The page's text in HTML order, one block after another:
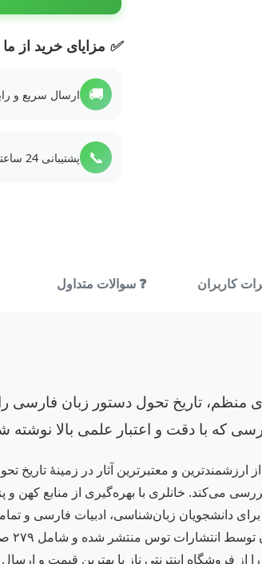
✅ مزایای خرید از ما
🚚 ارسال سریع و
📞 پشتیبانی 24 ساعته
کاربران ❓ سوالات متداول
تاریخ تحول دستور زبان فارسی
که با دقت و اعتبار علمی بالا
ارزشمندترین و معتبرترین آثار در زمینهٔ
می‌کند. خانلری با بهره‌گیری از منابع کهن
دانشجویان زبان‌شناسی، ادبیات فارسی و
فروشگاه اینترنتی ناز با بهترین قیمت و ارسال